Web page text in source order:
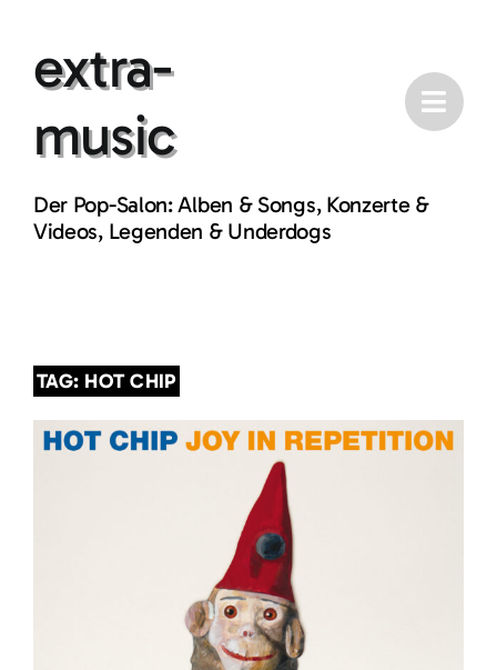
contentextra-
music
Der Pop-Salon: Alben & Songs, Konzerte &
Videos, Legenden & Underdogs
TAG: HOT CHIP